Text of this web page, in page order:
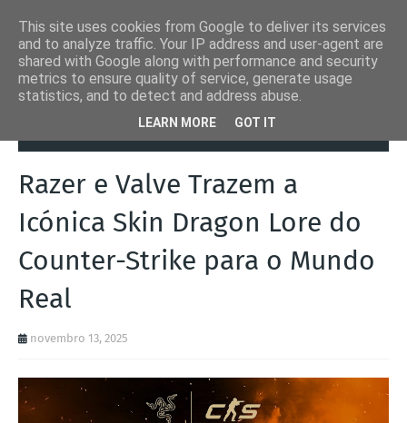
Entretenimento
Razer e Valve Trazem a Icónica Skin
Razer e Valve Trazem a
Icónica Skin Dragon Lore do
Counter-Strike para o Mundo
Real
novembro 13, 2025
This site uses cookies from Google to deliver its services
and to analyze traffic. Your IP address and user-agent are
shared with Google along with performance and security
metrics to ensure quality of service, generate usage
statistics, and to detect and address abuse.
LEARN MORE GOT IT